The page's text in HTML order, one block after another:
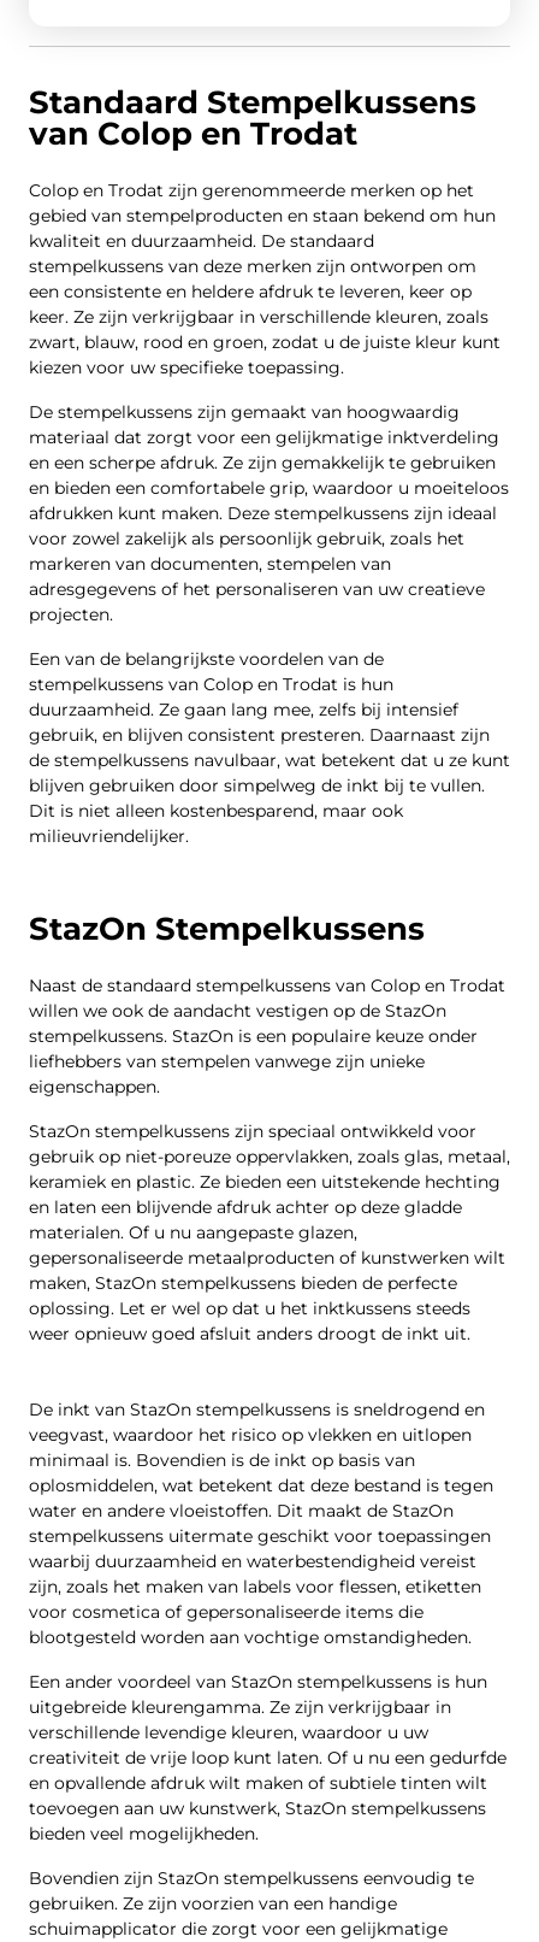
Standaard Stempelkussens
van Colop en Trodat
Colop en Trodat zijn gerenommeerde merken op het
gebied van stempelproducten en staan bekend om hun
kwaliteit en duurzaamheid. De standaard
stempelkussens van deze merken zijn ontworpen om
een consistente en heldere afdruk te leveren, keer op
keer. Ze zijn verkrijgbaar in verschillende kleuren, zoals
zwart, blauw, rood en groen, zodat u de juiste kleur kunt
kiezen voor uw specifieke toepassing.
De stempelkussens zijn gemaakt van hoogwaardig
materiaal dat zorgt voor een gelijkmatige inktverdeling
en een scherpe afdruk. Ze zijn gemakkelijk te gebruiken
en bieden een comfortabele grip, waardoor u moeiteloos
afdrukken kunt maken. Deze stempelkussens zijn ideaal
voor zowel zakelijk als persoonlijk gebruik, zoals het
markeren van documenten, stempelen van
adresgegevens of het personaliseren van uw creatieve
projecten.
Een van de belangrijkste voordelen van de
stempelkussens van Colop en Trodat is hun
duurzaamheid. Ze gaan lang mee, zelfs bij intensief
gebruik, en blijven consistent presteren. Daarnaast zijn
de stempelkussens navulbaar, wat betekent dat u ze kunt
blijven gebruiken door simpelweg de inkt bij te vullen.
Dit is niet alleen kostenbesparend, maar ook
milieuvriendelijker.
StazOn Stempelkussens
Naast de standaard stempelkussens van Colop en Trodat
willen we ook de aandacht vestigen op de StazOn
stempelkussens. StazOn is een populaire keuze onder
liefhebbers van stempelen vanwege zijn unieke
eigenschappen.
StazOn stempelkussens zijn speciaal ontwikkeld voor
gebruik op niet-poreuze oppervlakken, zoals glas, metaal,
keramiek en plastic. Ze bieden een uitstekende hechting
en laten een blijvende afdruk achter op deze gladde
materialen. Of u nu aangepaste glazen,
gepersonaliseerde metaalproducten of kunstwerken wilt
maken, StazOn stempelkussens bieden de perfecte
oplossing. Let er wel op dat u het inktkussens steeds
weer opnieuw goed afsluit anders droogt de inkt uit.
De inkt van StazOn stempelkussens is sneldrogend en
veegvast, waardoor het risico op vlekken en uitlopen
minimaal is. Bovendien is de inkt op basis van
oplosmiddelen, wat betekent dat deze bestand is tegen
water en andere vloeistoffen. Dit maakt de StazOn
stempelkussens uitermate geschikt voor toepassingen
waarbij duurzaamheid en waterbestendigheid vereist
zijn, zoals het maken van labels voor flessen, etiketten
voor cosmetica of gepersonaliseerde items die
blootgesteld worden aan vochtige omstandigheden.
Een ander voordeel van StazOn stempelkussens is hun
uitgebreide kleurengamma. Ze zijn verkrijgbaar in
verschillende levendige kleuren, waardoor u uw
creativiteit de vrije loop kunt laten. Of u nu een gedurfde
en opvallende afdruk wilt maken of subtiele tinten wilt
toevoegen aan uw kunstwerk, StazOn stempelkussens
bieden veel mogelijkheden.
Bovendien zijn StazOn stempelkussens eenvoudig te
gebruiken. Ze zijn voorzien van een handige
schuimapplicator die zorgt voor een gelijkmatige